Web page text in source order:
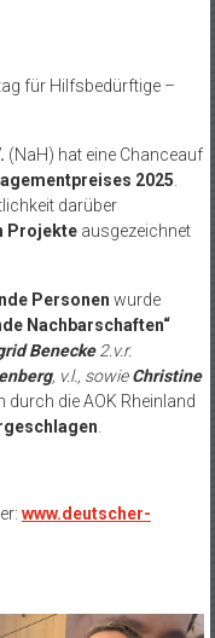
für Hilfsbedürftige –
(NaH) hat eine Chanceauf
2025.
darüber
Projekteausgezeichnet
Personen wurde
Nachbarschaften“
Benecke2.v.r.
, v.l., sowieChristine
durch die AOK Rheinland
.
www.deutscher-